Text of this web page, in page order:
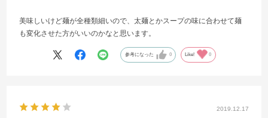
美味しいけど麺が全種類細いので、太麺とかスープの味に合わせて麺
も変化させた方がいいのかなと思います。
参考になった 0 Like! 0
2019.12.17